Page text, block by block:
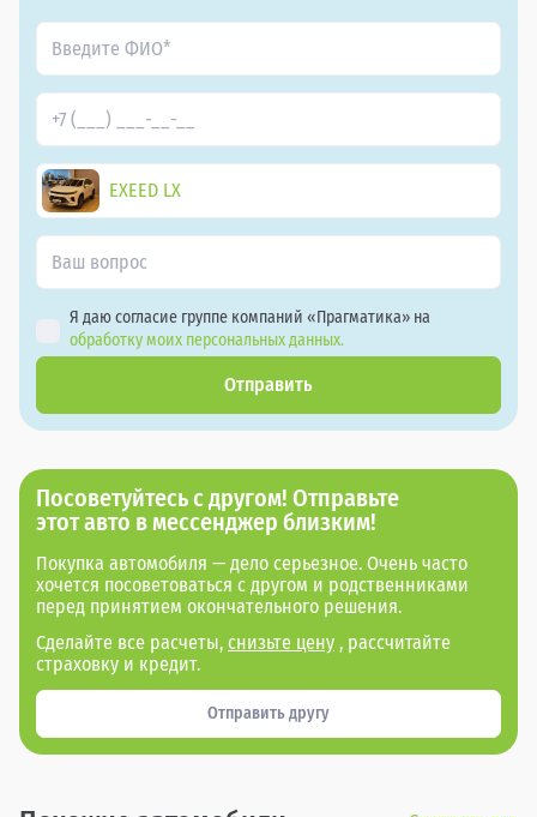
EXEED LX
Я даю согласие группе компаний «Прагматика» на
обработку моих персональных данных.
Отправить
Посоветуйтесь с другом! Отправьте
этот авто в мессенджер близким!
Покупка автомобиля — дело серьезное. Очень часто
хочется посоветоваться с другом и родственниками
перед принятием окончательного решения.
Сделайте все расчеты, снизьте цену , рассчитайте
страховку и кредит.
Отправить другу